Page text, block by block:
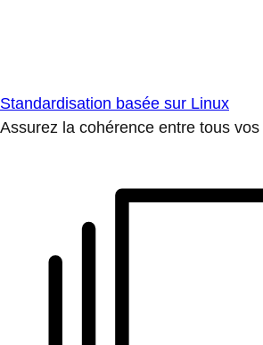
Standardisation basée sur Linux
Assurez la cohérence entre tous